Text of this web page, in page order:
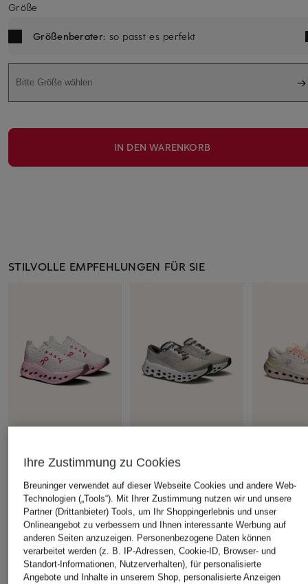
Größe
Größenberater: so passt es perfekt
Bitte Größe wählen
IN DEN WARENKORB
STILVOLLE EMPFEHLUNGEN FÜR SIE
+Aktionsrabatt
Laufschuhe
CLOUDSURFER MAX
149,99 €
Bestpreis:134,99 €
Ursprünglich:190 €
+Aktionsrabatt
Laufschuhe
CLOUDMONSTER 3
144,99 €
Bestpreis:123,24 €
Ursprünglich: 200 €
Laufschuhe
119,99 €
Bestpreis:
Ursprünglich:
Ihre Zustimmung zu Cookies
Breuninger verwendet auf dieser Webseite Cookies und andere Web-
Technologien („Tools“). Mit Ihrer Zustimmung nutzen wir und unsere
Partner (Drittanbieter) Tools, um Ihr Shoppingerlebnis und unser
Onlineangebot zu verbessern und Ihnen interessante Werbung auf
anderen Seiten anzuzeigen. Personenbezogene Daten können
verarbeitet werden (z. B. IP-Adressen, Cookie-ID, Browser- und
Standort-Informationen, Nutzerverhalten), für personalisierte
Angebote und Inhalte in unserem Shop, personalisierte Anzeigen